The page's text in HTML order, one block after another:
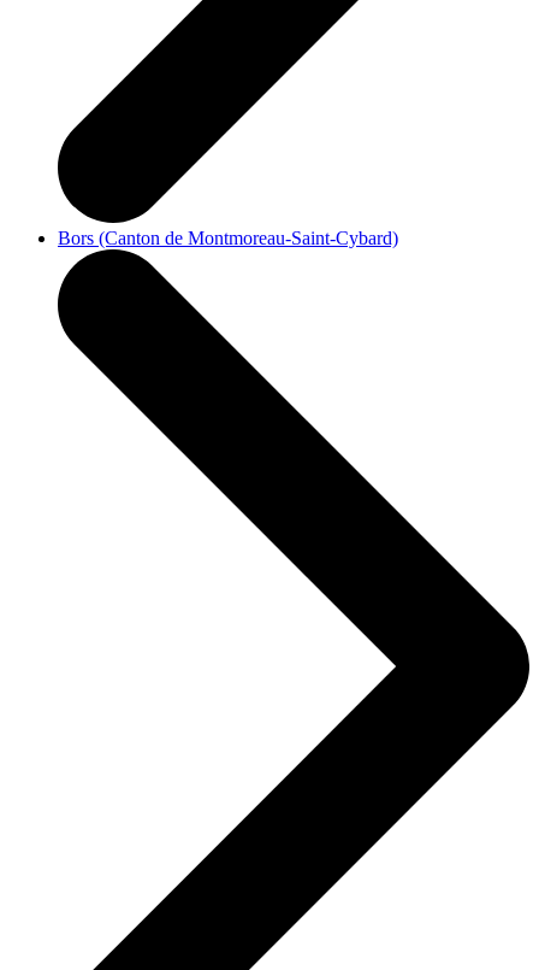
Bors (Canton de Montmoreau-Saint-Cybard)